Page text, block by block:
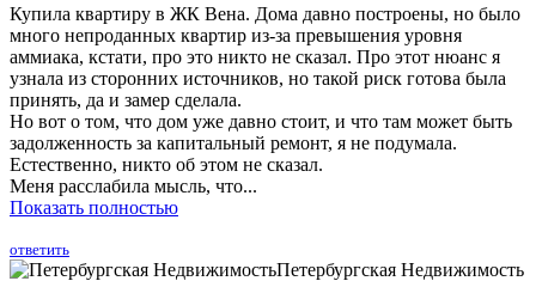
Купила квартиру в ЖК Вена. Дома давно построены, но было
много непроданных квартир из-за превышения уровня
аммиака, кстати, про это никто не сказал. Про этот нюанс я
узнала из сторонних источников, но такой риск готова была
принять, да и замер сделала.
Но вот о том, что дом уже давно стоит, и что там может быть
задолженность за капитальный ремонт, я не подумала.
Естественно, никто об этом не сказал.
Меня расслабила мысль, что...
Показать полностью
ответить
Петербургская Недвижимость